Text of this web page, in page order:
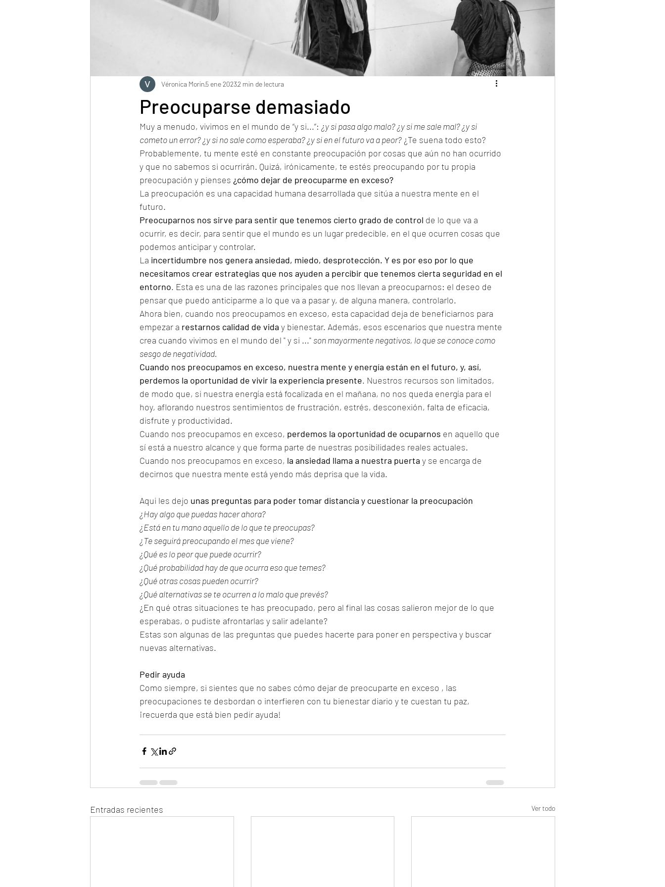
Preocuparse demasiado
Véronica Morin5 ene 20232 min de lectura
Muy a menudo, vivimos en el mundo de “y si...”: ¿y si pasa algo malo? ¿y si me sale mal? ¿y si
cometo un error? ¿y si no sale como esperaba? ¿y si en el futuro va a peor? ¿Te suena todo esto?
Probablemente, tu mente esté en constante preocupación por cosas que aún no han ocurrido
y que no sabemos si ocurrirán. Quizá, irónicamente, te estés preocupando por tu propia
preocupación y pienses ¿cómo dejar de preocuparme en exceso?
La preocupación es una capacidad humana desarrollada que sitúa a nuestra mente en el
futuro.
Preocuparnos nos sirve para sentir que tenemos cierto grado de control de lo que va a
ocurrir, es decir, para sentir que el mundo es un lugar predecible, en el que ocurren cosas que
podemos anticipar y controlar.
La incertidumbre nos genera ansiedad, miedo, desprotección. Y es por eso por lo que
necesitamos crear estrategias que nos ayuden a percibir que tenemos cierta seguridad en el
entorno. Esta es una de las razones principales que nos llevan a preocuparnos: el deseo de
pensar que puedo anticiparme a lo que va a pasar y, de alguna manera, controlarlo.
Ahora bien, cuando nos preocupamos en exceso, esta capacidad deja de beneficiarnos para
empezar a restarnos calidad de vida y bienestar. Además, esos escenarios que nuestra mente
crea cuando vivimos en el mundo del " y si ..." son mayormente negativos, lo que se conoce como
sesgo de negatividad.
Cuando nos preocupamos en exceso, nuestra mente y energía están en el futuro, y, así,
perdemos la oportunidad de vivir la experiencia presente. Nuestros recursos son limitados,
de modo que, si nuestra energía está focalizada en el mañana, no nos queda energía para el
hoy, aflorando nuestros sentimientos de frustración, estrés, desconexión, falta de eficacia,
disfrute y productividad.
Cuando nos preocupamos en exceso, perdemos la oportunidad de ocuparnos en aquello que
sí está a nuestro alcance y que forma parte de nuestras posibilidades reales actuales.
Cuando nos preocupamos en exceso, la ansiedad llama a nuestra puerta y se encarga de
decirnos que nuestra mente está yendo más deprisa que la vida.
Aqui les dejo unas preguntas para poder tomar distancia y cuestionar la preocupación
¿Hay algo que puedas hacer ahora?
¿Está en tu mano aquello de lo que te preocupas?
¿Te seguirá preocupando el mes que viene?
¿Qué es lo peor que puede ocurrir?
¿Qué probabilidad hay de que ocurra eso que temes?
¿Qué otras cosas pueden ocurrir?
¿Qué alternativas se te ocurren a lo malo que prevés?
¿En qué otras situaciones te has preocupado, pero al final las cosas salieron mejor de lo que
esperabas, o pudiste afrontarlas y salir adelante?
Estas son algunas de las preguntas que puedes hacerte para poner en perspectiva y buscar
nuevas alternativas.
Pedir ayuda
Como siempre, si sientes que no sabes cómo dejar de preocuparte en exceso , las
preocupaciones te desbordan o interfieren con tu bienestar diario y te cuestan tu paz,
¡recuerda que está bien pedir ayuda!
Entradas recientes Ver todo